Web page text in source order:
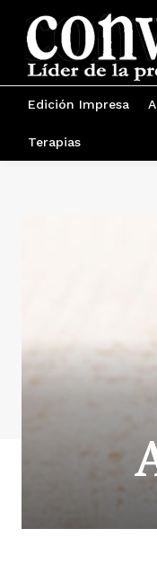
Edición Impresa
Terapias